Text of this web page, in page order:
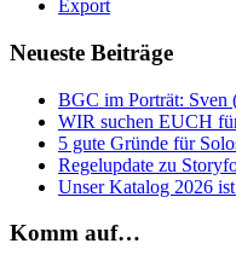
Export
Neueste Beiträge
BGC im Porträt: Sven
WIR suchen EUCH
5 gute Gründe für
Regelupdate zu
Unser Katalog 2026
Komm auf…